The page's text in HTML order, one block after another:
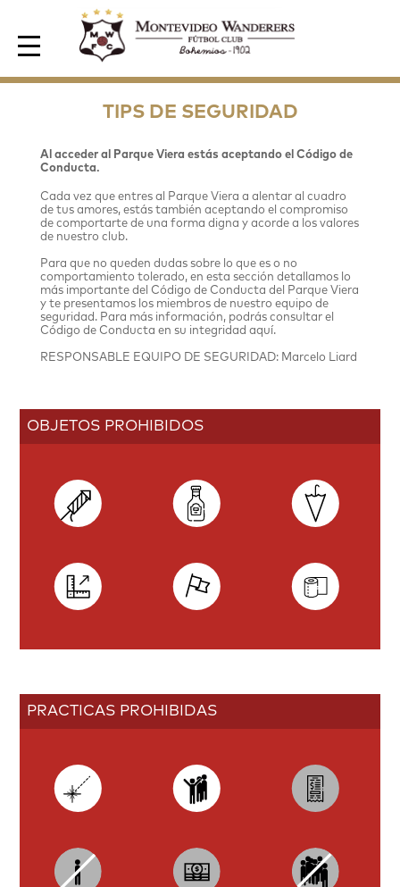
Area de Socios
TIPS DE SEGURIDAD
Al acceder al Parque Viera estás aceptando el Código de
Conducta.
Cada vez que entres al Parque Viera a alentar al cuadro
de tus amores, estás también aceptando el compromiso
de comportarte de una forma digna y acorde a los valores
de nuestro club.
Para que no queden dudas sobre lo que es o no
comportamiento tolerado, en esta sección detallamos lo
más importante del Código de Conducta del Parque Viera
y te presentamos los miembros de nuestro equipo de
seguridad. Para más información, podrás consultar el
Código de Conducta en su integridad aquí.
RESPONSABLE EQUIPO DE SEGURIDAD: Marcelo Liard
OBJETOS PROHIBIDOS
PRACTICAS PROHIBIDAS